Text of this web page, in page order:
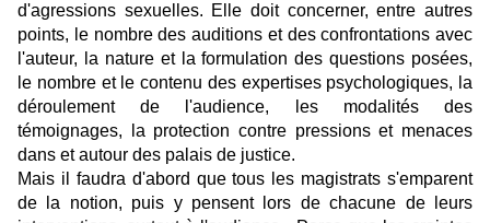
d'agressions sexuelles. Elle doit concerner, entre autres
points, le nombre des auditions et des confrontations avec
l'auteur, la nature et la formulation des questions posées,
le nombre et le contenu des expertises psychologiques, la
déroulement de l'audience, les modalités des
témoignages, la protection contre pressions et menaces
dans et autour des palais de justice.
Mais il faudra d'abord que tous les magistrats s'emparent
de la notion, puis y pensent lors de chacune de leurs